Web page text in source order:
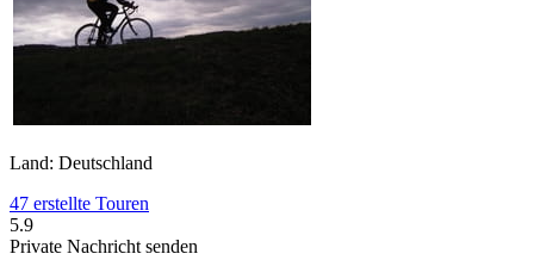
Land: Deutschland
47 erstellte Touren
5.9
Private Nachricht senden